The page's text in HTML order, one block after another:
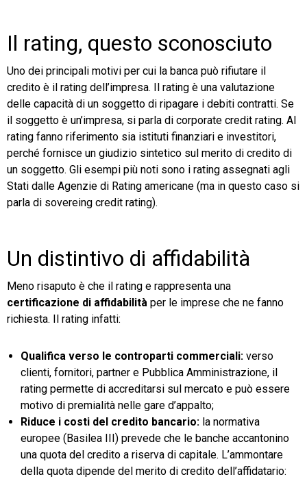
Il rating, questo sconosciuto
Uno dei principali motivi per cui la banca può rifiutare il
credito è il rating dell’impresa. Il rating è una valutazione
delle capacità di un soggetto di ripagare i debiti contratti. Se
il soggetto è un’impresa, si parla di corporate credit rating. Al
rating fanno riferimento sia istituti finanziari e investitori,
perché fornisce un giudizio sintetico sul merito di credito di
un soggetto. Gli esempi più noti sono i rating assegnati agli
Stati dalle Agenzie di Rating americane (ma in questo caso si
parla di sovereing credit rating).
Un distintivo di affidabilità
Meno risaputo è che il rating e rappresenta una
certificazione di affidabilità per le imprese che ne fanno
richiesta. Il rating infatti:
Qualifica verso le controparti commerciali: verso
clienti, fornitori, partner e Pubblica Amministrazione, il
rating permette di accreditarsi sul mercato e può essere
motivo di premialità nelle gare d’appalto;
Riduce i costi del credito bancario: la normativa
europee (Basilea III) prevede che le banche accantonino
una quota del credito a riserva di capitale. L’ammontare
della quota dipende del merito di credito dell’affidatario: